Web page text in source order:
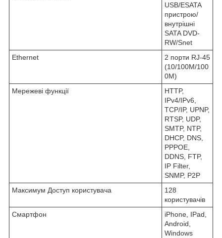
USB/ESATA
пристрою/
внутрішні
SATA DVD-
RW/Snet
Ethernet
2 порти RJ-45
(10/100M/100
0M)
Мережеві функції
HTTP,
IPv4/IPv6,
TCP/IP, UPNP,
RTSP, UDP,
SMTP, NTP,
DHCP, DNS,
PPPOE,
DDNS, FTP,
IP Filter,
SNMP, P2P
Максимум Доступ користувача
128
користувачів
Смартфон
iPhone, IPad,
Android,
Windows